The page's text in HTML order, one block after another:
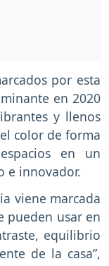
por esta
en 2020
y llenos
color de forma
en un
e innovador.
viene marcada
pueden usar en
equilibrio
de la casa”,